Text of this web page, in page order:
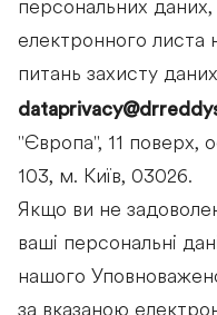
персональних
електронного
питань захисту
"Європа", 11 поверх,
103, м. Київ, 03026.
Якщо ви не
ваші персональні
нашого